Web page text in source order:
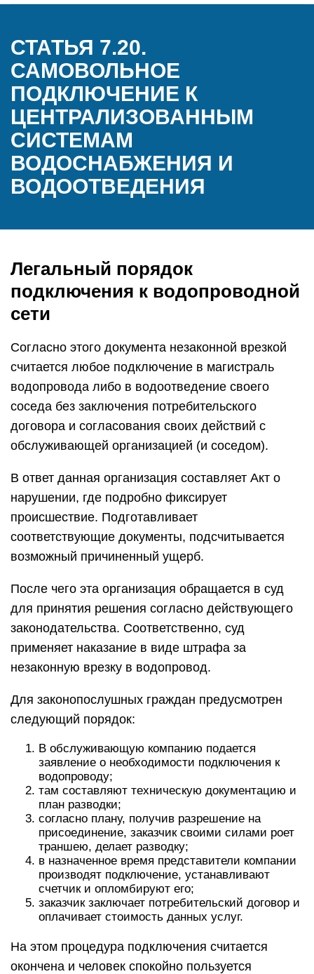
СТАТЬЯ 7.20.
САМОВОЛЬНОЕ
ПОДКЛЮЧЕНИЕ К
ЦЕНТРАЛИЗОВАННЫМ
СИСТЕМАМ
ВОДОСНАБЖЕНИЯ И
ВОДООТВЕДЕНИЯ
Легальный порядок
подключения к водопроводной
сети
Согласно этого документа незаконной врезкой
считается любое подключение в магистраль
водопровода либо в водоотведение своего
соседа без заключения потребительского
договора и согласования своих действий с
обслуживающей организацией (и соседом).
В ответ данная организация составляет Акт о
нарушении, где подробно фиксирует
происшествие. Подготавливает
соответствующие документы, подсчитывается
возможный причиненный ущерб.
После чего эта организация обращается в суд
для принятия решения согласно действующего
законодательства. Соответственно, суд
применяет наказание в виде штрафа за
незаконную врезку в водопровод.
Для законопослушных граждан предусмотрен
следующий порядок:
В обслуживающую компанию подается
заявление о необходимости подключения к
водопроводу;
там составляют техническую документацию и
план разводки;
согласно плану, получив разрешение на
присоединение, заказчик своими силами роет
траншею, делает разводку;
в назначенное время представители компании
производят подключение, устанавливают
счетчик и опломбируют его;
заказчик заключает потребительский договор и
оплачивает стоимость данных услуг.
На этом процедура подключения считается
окончена и человек спокойно пользуется